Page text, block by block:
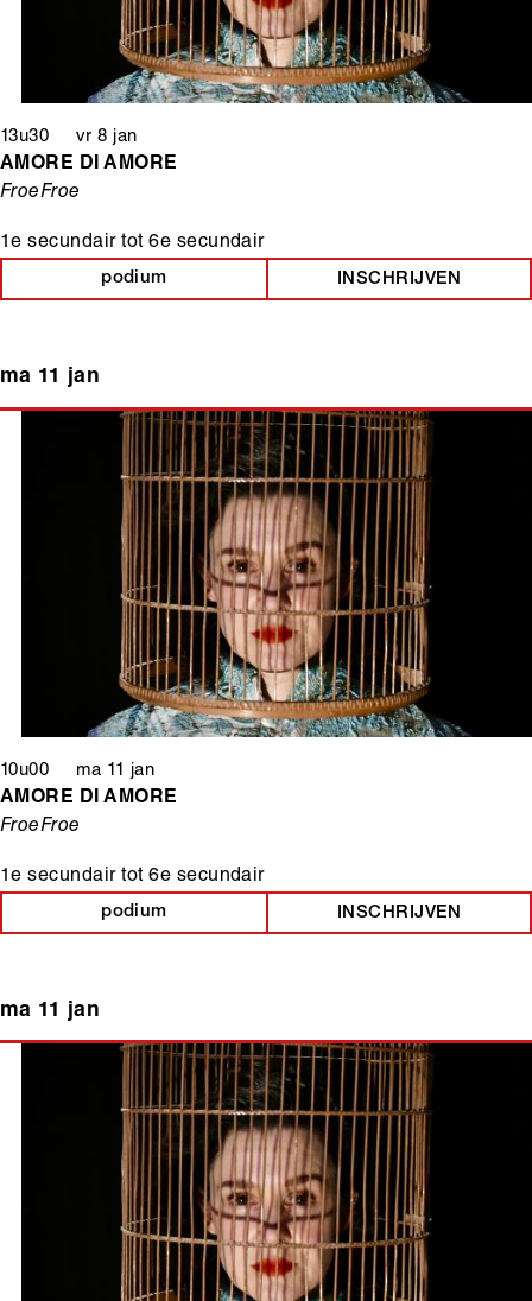
13u30 vr 8 jan
1e secundairtot6e secundair
AMORE DI AMORE
FroeFroe
podium INSCHRIJVEN
ma 11 jan
10u00 ma 11 jan
1e secundairtot6e secundair
AMORE DI AMORE
FroeFroe
podium INSCHRIJVEN
ma 11 jan